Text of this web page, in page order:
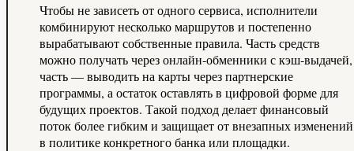
Чтобы не зависеть от одного сервиса, исполнители
комбинируют несколько маршрутов и постепенно
вырабатывают собственные правила. Часть средств
можно получать через онлайн‑обменники с кэш‑выдачей,
часть — выводить на карты через партнерские
программы, а остаток оставлять в цифровой форме для
будущих проектов. Такой подход делает финансовый
поток более гибким и защищает от внезапных изменений
в политике конкретного банка или площадки.